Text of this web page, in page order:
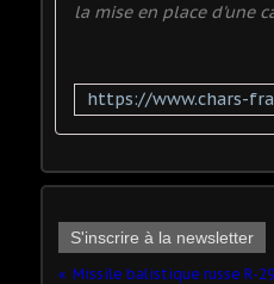
la mise en place d'une
S'inscrire à la newsletter